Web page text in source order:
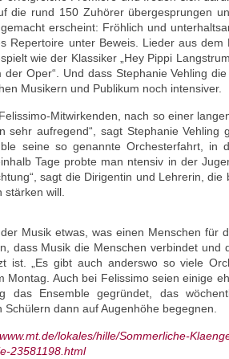
die rund 150 Zuhörer übergesprungen
erscheint: Fröhlich und
Repertoire unter Beweis. Lieder aus dem
wie der Klassiker „Hey Pippi
der Oper“. Und dass Stephanie Vehling
Musikern und Publikum noch intensiver.
Mitwirkenden, nach so einer
sehr aufregend“, sagt Stephanie Vehling
seine so genannte Orchesterfahrt, in
Tage probte man ntensiv in der
sagt die Dirigentin und Lehrerin,
stärken will.
Musik etwas, was einen Menschen für
dass Musik die Menschen verbindet und
ist. „Es gibt auch anderswo so viele
Montag. Auch bei Felissimo seien einige
das Ensemble gegründet, das
Schülern dann auf Augenhöhe begegnen.
lokales/hille/Sommerliche-
23581198.html